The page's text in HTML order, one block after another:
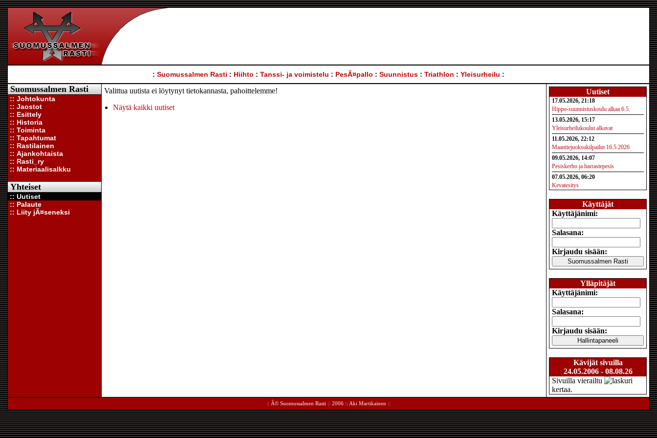
: Suomussalmen Rasti : Hiihto : Tanssi- ja voimistelu : PesÃ¤pallo : Suunnistus : Triathlon : Yleisurheilu :
Suomussalmen Rasti
:: Johtokunta
:: Jaostot
:: Esittely
:: Historia
:: Toiminta
:: Tapahtumat
:: Rastilainen
:: Ajankohtaista
:: Rasti_ry
:: Materiaalisalkku
Yhteiset
:: Uutiset
:: Palaute
:: Liity jÃ¤seneksi
Valittua uutista ei löytynyt tietokannasta, pahoittelemme!
Näytä kaikki uutiset
Uutiset
17.05.2026, 21:18
Hippo-suunnistuskoulu alkaa 6.5.
13.05.2026, 15:17
Yleisurheilukoulut alkavat
11.05.2026, 22:12
Maantiejuoksukilpailut 16.5.2026
09.05.2026, 14:07
Pesiskerho ja harrastepesis
07.05.2026, 06:20
Kevatesitys
Käyttäjät
Käyttäjänimi:
Salasana:
Kirjaudu sisään:
Ylläpitäjät
Käyttäjänimi:
Salasana:
Kirjaudu sisään:
Kävijät sivuilla
24.05.2006 - 08.08.26
Sivuilla vierailtu
kertaa.
:: Â© Suomussalmen Rasti :: 2006 :: Aki Martikainen ::